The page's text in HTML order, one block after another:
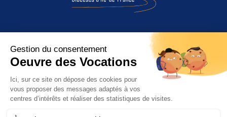
Entendre l’appel de Dieu
Être appelé à quoi ?
Discerner et répondre
L’Œuvre des Vocations